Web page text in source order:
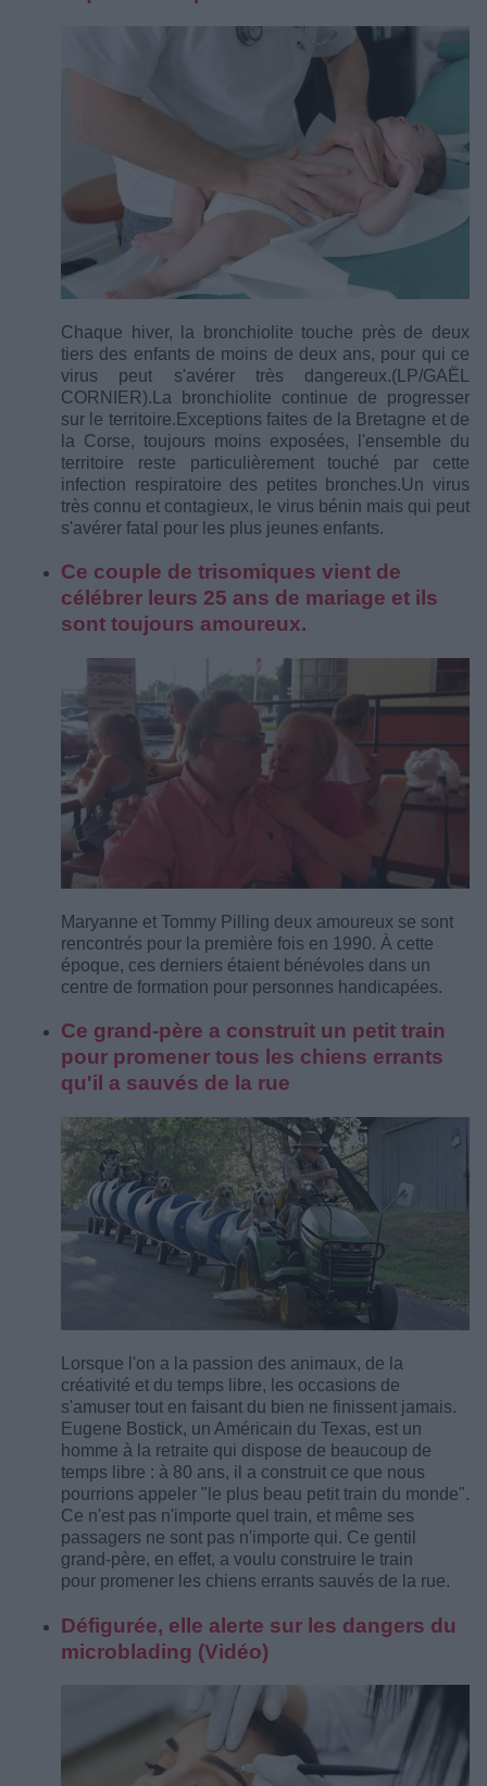
Chaque hiver, la bronchiolite touche près de deux
tiers des enfants de moins de deux ans, pour qui ce
virus peut s'avérer très dangereux.(LP/GAËL
CORNIER). La bronchiolite continue de progresser
sur le territoire. Exceptions faites de la Bretagne et de
la Corse, toujours moins exposées, l'ensemble du
territoire reste particulièrement touché par cette
infection respiratoire des petites bronches.Un virus
très connu et contagieux, le virus bénin mais qui peut
s'avérer fatal pour les plus jeunes enfants.
Ce couple de trisomiques vient de
célébrer leurs 25 ans de mariage et ils
sont toujours amoureux.
Maryanne et Tommy Pilling deux amoureux se sont
rencontrés pour la première fois en 1990. À cette
époque, ces derniers étaient bénévoles dans un
centre de formation pour personnes handicapées.
Ce grand-père a construit un petit train
pour promener tous les chiens errants
qu'il a sauvés de la rue
Lorsque l'on a la passion des animaux, de la
créativité et du temps libre, les occasions de
s'amuser tout en faisant du bien ne finissent jamais.
Eugene Bostick, un Américain du Texas, est un
homme à la retraite qui dispose de beaucoup de
temps libre : à 80 ans, il a construit ce que nous
pourrions appeler "le plus beau petit train du monde".
Ce n'est pas n'importe quel train, et même ses
passagers ne sont pas n'importe qui. Ce gentil
grand-père, en effet, a voulu construire le train
pour promener les chiens errants sauvés de la rue.
Défigurée, elle alerte sur les dangers du
microblading (Vidéo)